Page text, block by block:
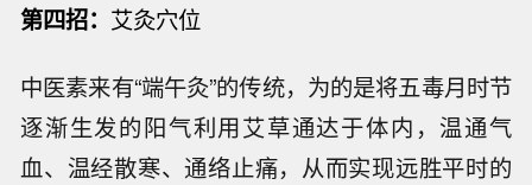
第四招： 艾灸穴位
中医素来有“端午灸”的传统，为的是将五毒月时节
逐渐生发的阳气利用艾草通达于体内，温通气
血、温经散寒、通络止痛，从而实现远胜平时的